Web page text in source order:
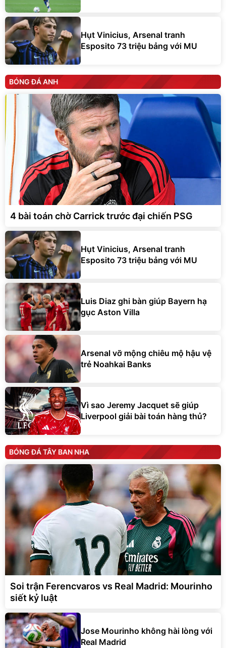
Hụt Vinicius, Arsenal tranh
Esposito 73 triệu bảng với MU
BÓNG ĐÁ ANH
4 bài toán chờ Carrick trước đại chiến PSG
Hụt Vinicius, Arsenal tranh
Esposito 73 triệu bảng với MU
Luis Diaz ghi bàn giúp Bayern hạ
gục Aston Villa
Arsenal vỡ mộng chiêu mộ hậu vệ
trẻ Noahkai Banks
Vì sao Jeremy Jacquet sẽ giúp
Liverpool giải bài toán hàng thủ?
BÓNG ĐÁ TÂY BAN NHA
Soi trận Ferencvaros vs Real Madrid: Mourinho
siết kỷ luật
Jose Mourinho không hài lòng với
Real Madrid